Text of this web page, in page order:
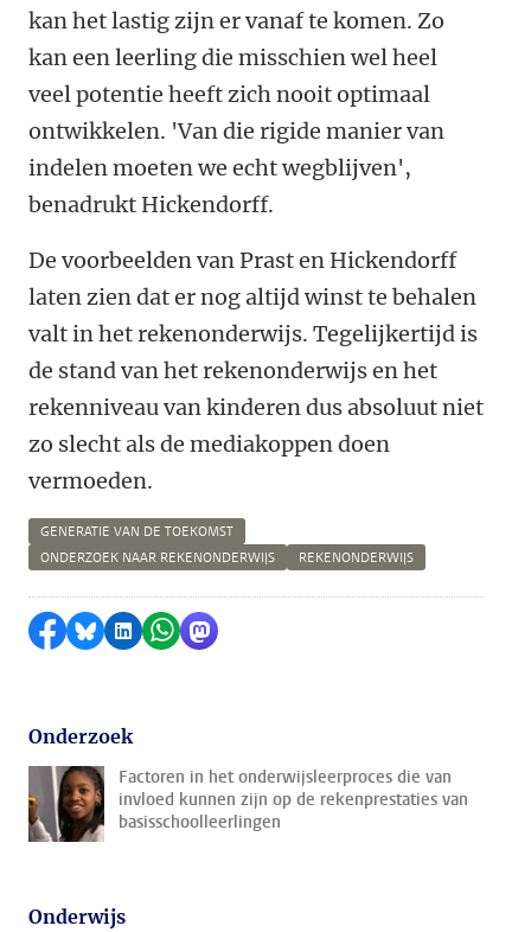
kan het lastig zijn er vanaf te komen. Zo
kan een leerling die misschien wel heel
veel potentie heeft zich nooit optimaal
ontwikkelen. 'Van die rigide manier van
indelen moeten we echt wegblijven',
benadrukt Hickendorff.
De voorbeelden van Prast en Hickendorff
laten zien dat er nog altijd winst te behalen
valt in het rekenonderwijs. Tegelijkertijd is
de stand van het rekenonderwijs en het
rekenniveau van kinderen dus absoluut niet
zo slecht als de mediakoppen doen
vermoeden.
GENERATIE VAN DE TOEKOMST
ONDERZOEK NAAR REKENONDERWIJS
REKENONDERWIJS
Delen op Facebook
Delen via Bluesky
Delen op LinkedIn
Delen via WhatsApp
Delen via Mastodon
Onderzoek
Factoren in het onderwijsleerproces die van
invloed kunnen zijn op de rekenprestaties van
basisschoolleerlingen
Onderwijs